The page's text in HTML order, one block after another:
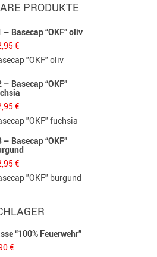
PRODUKTE
– Basecap “OKF” oliv
€
"OKF" oliv
– Basecap “OKF”
€
"OKF" fuchsia
– Basecap “OKF”
€
"OKF" burgund
“100% Feuerwehr”
€